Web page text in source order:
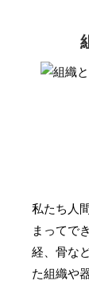
私たち人
まってで
経、骨な
た組織や